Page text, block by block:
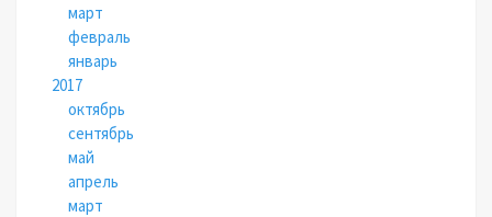
март
февраль
январь
2017
октябрь
сентябрь
май
апрель
март